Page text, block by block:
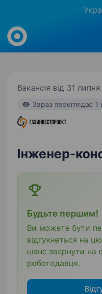
Work.ua
Вакансія від 31
Зараз переглядає 1
Інженер-
Будьте першим!
Ви можете бути
відгукнеться на
шанс звернути на
роботодавця.